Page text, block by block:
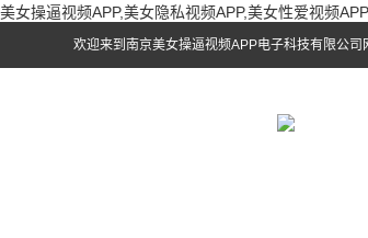
美女操逼视频APP,美女隐私视频APP,美女性爱视频
欢迎来到南京美女操逼视频APP电子科技有限公